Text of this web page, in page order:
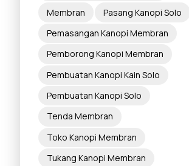
Membran
Pasang Kanopi Solo
Pemasangan Kanopi Membran
Pemborong Kanopi Membran
Pembuatan Kanopi Kain Solo
Pembuatan Kanopi Solo
Tenda Membran
Toko Kanopi Membran
Tukang Kanopi Membran